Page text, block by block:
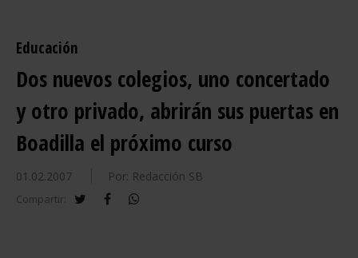
Educación
Dos nuevos colegios, uno concertado
y otro privado, abrirán sus puertas en
Boadilla el próximo curso
01.02.2007 Por: Redacción SB
Compartir: twitterfacebook